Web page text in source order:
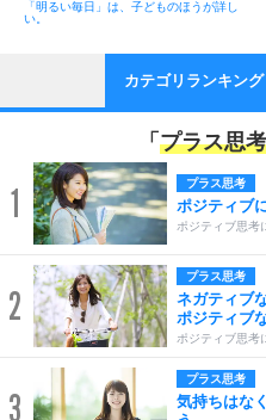
「明るい毎日」は、子どものほうが詳し
い。
カテゴリランキング
「 プラス思考
1 プラス思考
ポジティブ
ポジティブ思考
2
プラス思考
ネガティブ
ポジティブ
ポジティブ思考
3
プラス思考
気持ちはな